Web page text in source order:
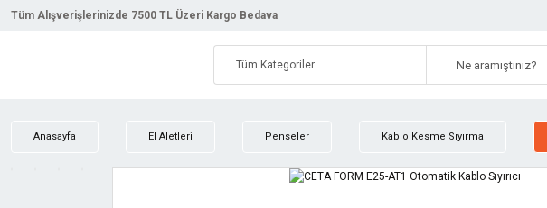
Tüm Alışverişlerinizde 7500 TL Üzeri Kargo Bedava
Anasayfa El Aletleri Penseler Kablo Kesme Sıyırma